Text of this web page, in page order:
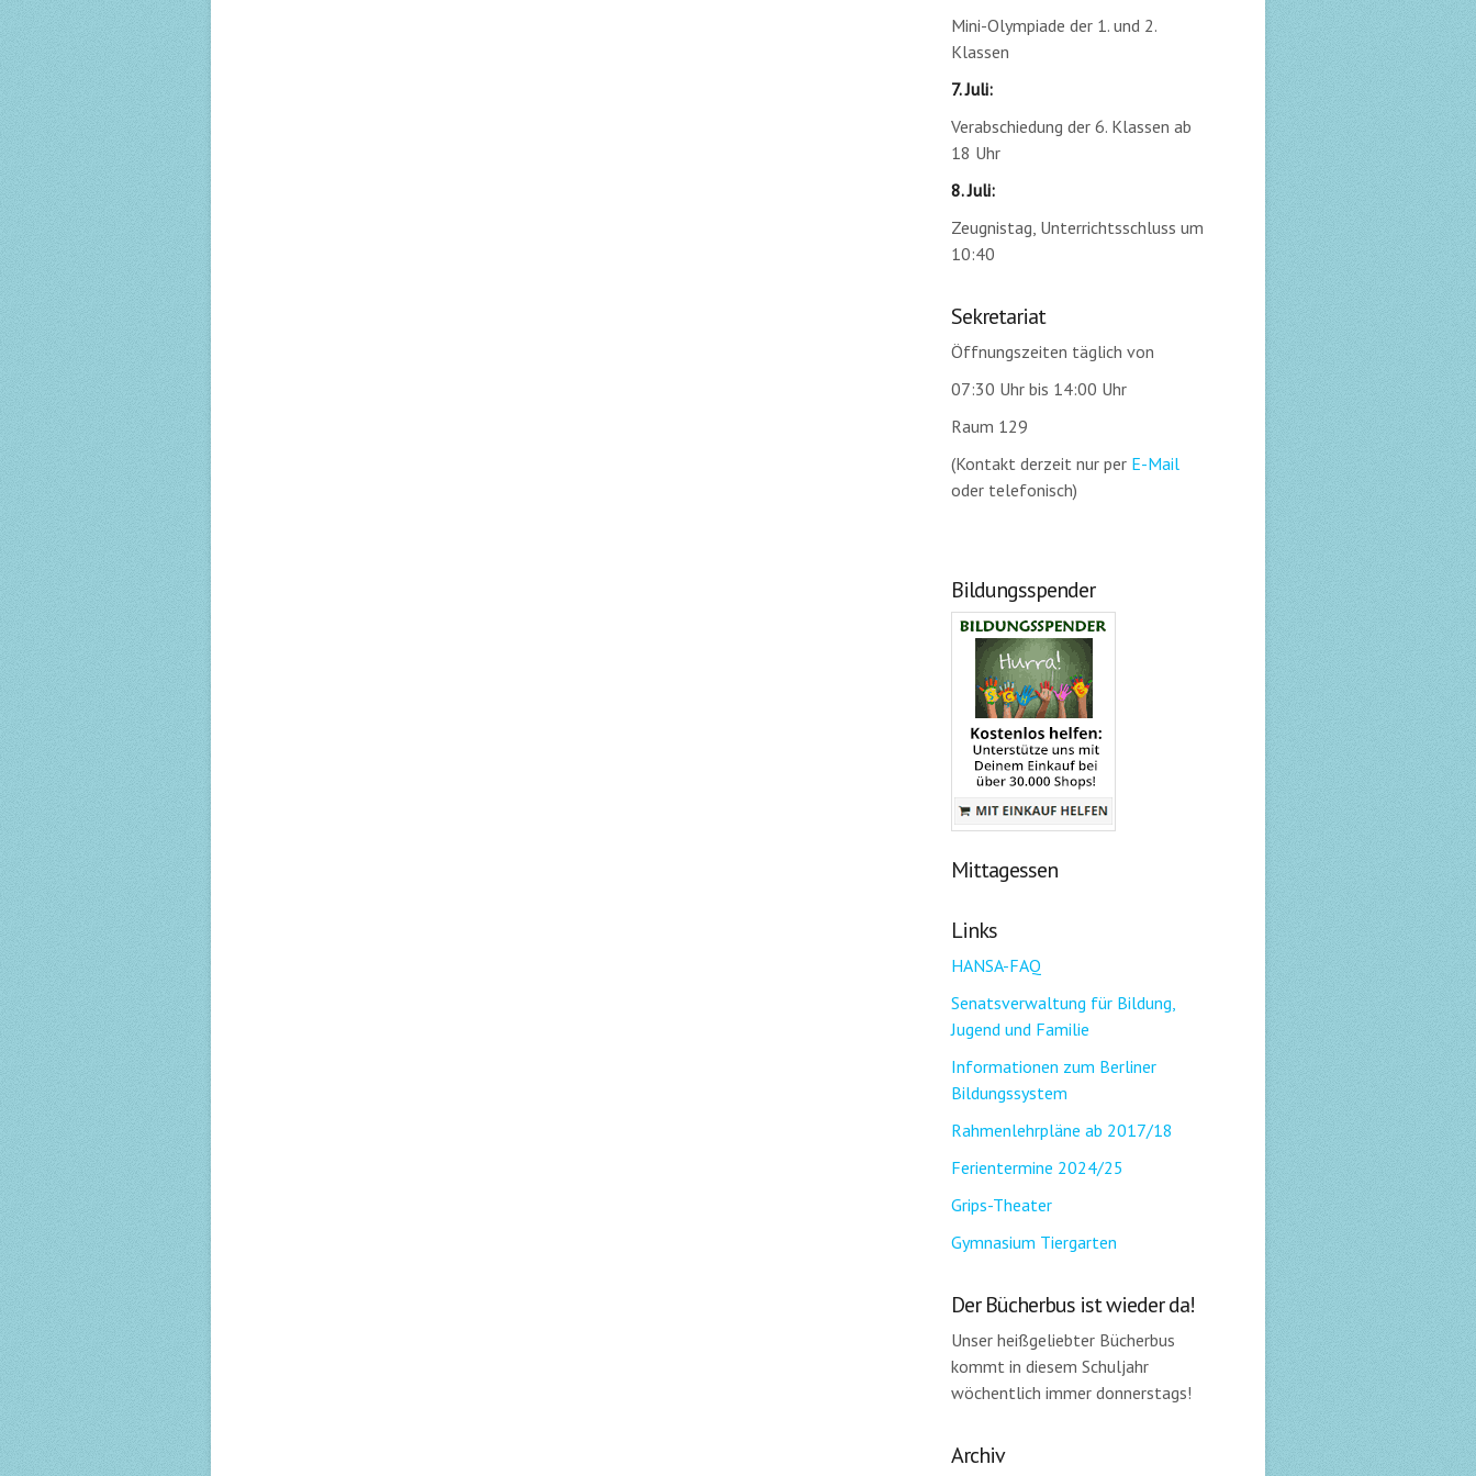
Mini-Olympiade der 1. und 2.
Klassen
7. Juli:
Verabschiedung der 6. Klassen ab
18 Uhr
8. Juli:
Zeugnistag, Unterrichtsschluss um
10:40
Sekretariat
Öffnungszeiten täglich von
07:30 Uhr bis 14:00 Uhr
Raum 129
(Kontakt derzeit nur per E-Mail
oder telefonisch)
Bildungsspender
Mittagessen
Links
HANSA-FAQ
Senatsverwaltung für Bildung,
Jugend und Familie
Informationen zum Berliner
Bildungssystem
Rahmenlehrpläne ab 2017/18
Ferientermine 2024/25
Grips-Theater
Gymnasium Tiergarten
Der Bücherbus ist wieder da!
Unser heißgeliebter Bücherbus
kommt in diesem Schuljahr
wöchentlich immer donnerstags!
Archiv